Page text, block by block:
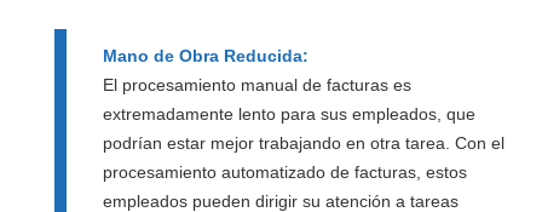
Mano de Obra Reducida:
El procesamiento manual de facturas es
extremadamente lento para sus empleados, que
podrían estar mejor trabajando en otra tarea. Con el
procesamiento automatizado de facturas, estos
empleados pueden dirigir su atención a tareas